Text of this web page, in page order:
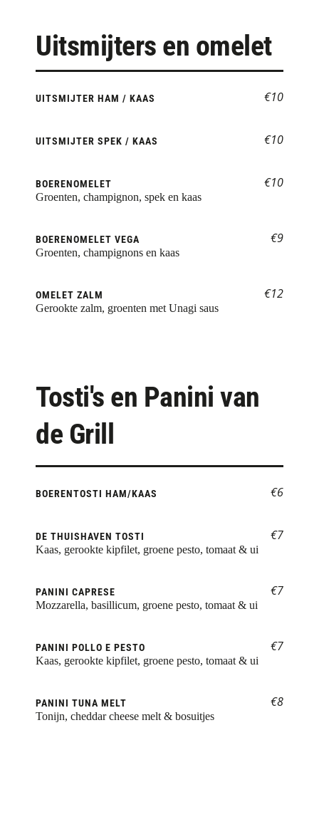
Uitsmijters en omelet
UITSMIJTER HAM / KAAS €10
UITSMIJTER SPEK / KAAS €10
BOERENOMELET €10
Groenten, champignon, spek en kaas
BOERENOMELET VEGA €9
Groenten, champignons en kaas
OMELET ZALM €12
Gerookte zalm, groenten met Unagi saus
Tosti's en Panini van
de Grill
BOERENTOSTI HAM/KAAS €6
DE THUISHAVEN TOSTI €7
Kaas, gerookte kipfilet, groene pesto, tomaat & ui
PANINI CAPRESE €7
Mozzarella, basillicum, groene pesto, tomaat & ui
PANINI POLLO E PESTO €7
Kaas, gerookte kipfilet, groene pesto, tomaat & ui
PANINI TUNA MELT €8
Tonijn, cheddar cheese melt & bosuitjes